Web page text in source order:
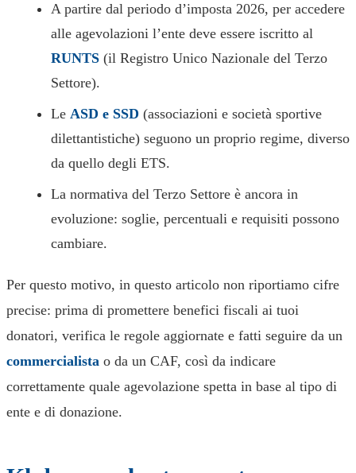
A partire dal periodo d’imposta 2026, per accedere
alle agevolazioni l’ente deve essere iscritto al
RUNTS (il Registro Unico Nazionale del Terzo
Settore).
Le ASD e SSD (associazioni e società sportive
dilettantistiche) seguono un proprio regime, diverso
da quello degli ETS.
La normativa del Terzo Settore è ancora in
evoluzione: soglie, percentuali e requisiti possono
cambiare.
Per questo motivo, in questo articolo non riportiamo cifre
precise: prima di promettere benefici fiscali ai tuoi
donatori, verifica le regole aggiornate e fatti seguire da un
commercialista o da un CAF, così da indicare
correttamente quale agevolazione spetta in base al tipo di
ente e di donazione.